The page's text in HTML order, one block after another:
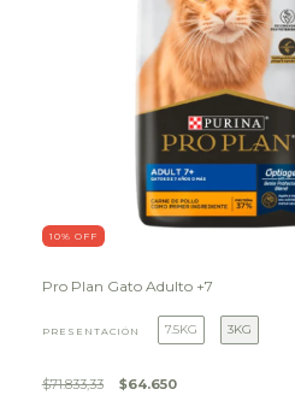
10% OFF
Pro Plan Gato Adulto +7
PRESENTACIÓN 7.5KG 3KG
$71.833,33 $64.650